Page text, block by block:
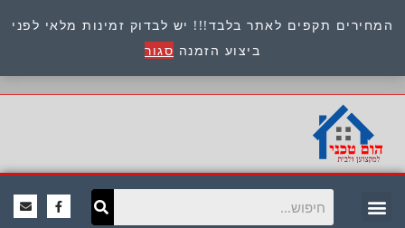
המחירים תקפים לאתר בלבד!!! יש לבדוק זמינות מלאי לפני
ביצוע הזמנה סגור
כתובת : היוזמים 9 אור יהודה שירות לקוחות 054-
8945722